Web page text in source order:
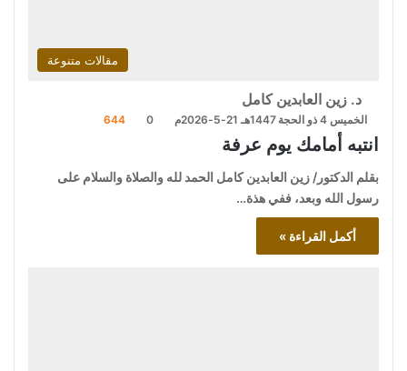
مقالات متنوعة
د. زين العابدين كامل
الخميس 4 ذو الحجة 1447هـ 21-5-2026م 0
644
انتبه أمامك يوم عرفة
بقلم الدكتور/ زين العابدين كامل الحمد لله والصلاة والسلام على
رسول الله وبعد، ففي هذة…
أكمل القراءة »